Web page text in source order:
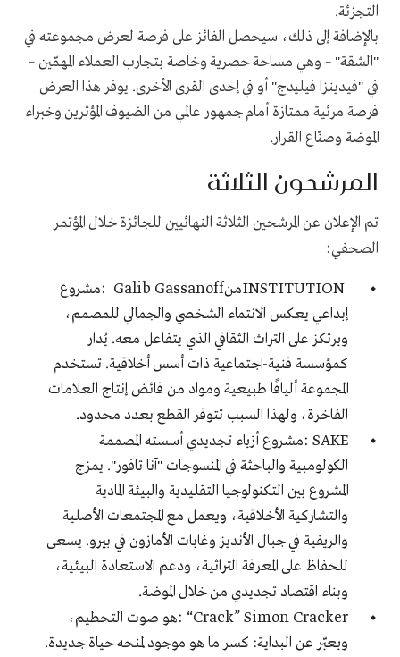
التجزئة.
بالإضافة إلى ذلك، سيحصل الفائز على فرصة لعرض مجموعته في
"الشقة" – وهي مساحة حصرية وخاصة بتجارب العملاء المهمّين –
في "فيدينزا فيليدج" أو في إحدى القرى الأخرى. يوفر هذا العرض
فرصة مرئية ممتازة أمام جمهور عالمي من الضيوف المؤثرين وخبراء
الموضة وصنّاع القرار.
المرشحون الثلاثة
تم الإعلان عن المرشحين الثلاثة النهائيين للجائزة خلال المؤتمر
الصحفي:
INSTITUTIONمنGalib Gassanoff
:مشروع
إبداعي يعكس الانتماء الشخصي والجمالي للمصمم،
ويرتكز على التراث الثقافي الذي يتفاعل معه. يُدار
كمؤسسة فنية-اجتماعية ذات أسس أخلاقية. تستخدم
المجموعة أليافًا طبيعية ومواد من فائض إنتاج العلامات
الفاخرة، ولهذا السبب تتوفر القطع بعدد محدود.
SAKE
:مشروع أزياء تجديدي أسسته المصممة
الكولومبية والباحثة في المنسوجات "آنا تافور". يمزج
المشروع بين التكنولوجيا التقليدية والبيئة المادية
والتشاركية الأخلاقية، ويعمل مع المجتمعات الأصلية
والريفية في جبال الأنديز وغابات الأمازون في بيرو. يسعى
للحفاظ على المعرفة التراثية، ودعم الاستعادة البيئية،
وبناء اقتصاد تجديدي من خلال الموضة.
Simon Cracker
: “Crack”هو صوت التحطيم،
ويعبّر عن البداية: كسر ما هو موجود لمنحه حياة جديدة.